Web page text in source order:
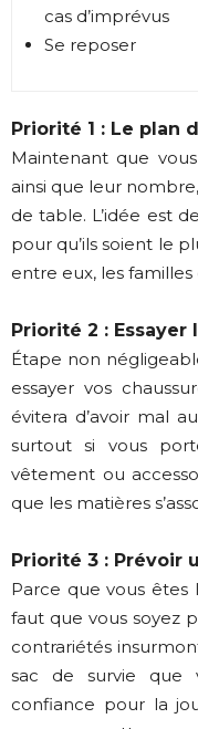
cas d’imprévus
Se reposer
Priorité 1 : Le plan
Maintenant que
ainsi que leur
de table. L’idée est
pour qu’ils soient le
entre eux, les
Priorité 2 : Essayer
Étape non
essayer vos
évitera d’avoir mal
surtout si vous
vêtement ou
que les matières
Priorité 3 : Prévoir
Parce que vous êtes
faut que vous soyez
contrariétés
sac de survie que
confiance pour la